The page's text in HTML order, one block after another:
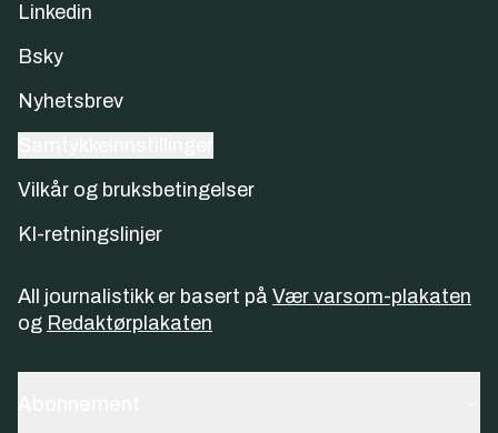
Linkedin
Bsky
Nyhetsbrev
Vilkår og bruksbetingelser
KI-retningslinjer
All journalistikk er basert på Vær varsom-plakaten
og Redaktørplakaten